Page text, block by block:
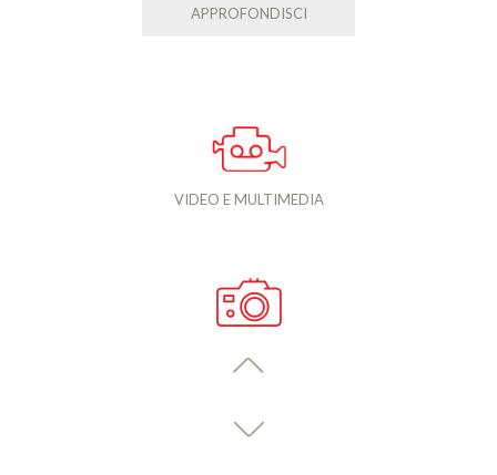
APPROFONDISCI
VIDEO E MULTIMEDIA